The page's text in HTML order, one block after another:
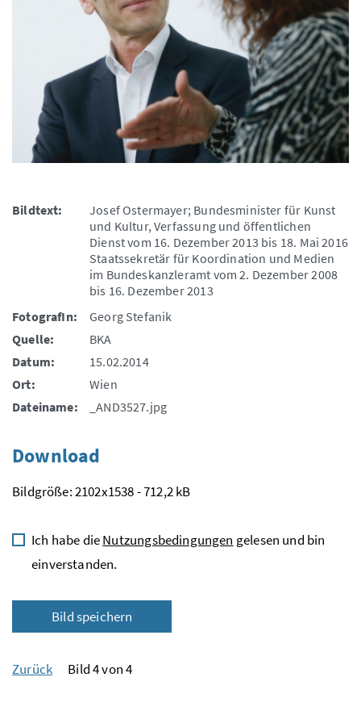
Bildtext: Josef Ostermayer; Bundesminister für Kunst
und Kultur, Verfassung und öffentlichen
Dienstvom 16. Dezember 2013 bis 18. Mai 2016
Staatssekretär für Koordination und Medien
im Bundeskanzleramt vom 2. Dezember 2008
bis 16. Dezember 2013
FotografIn:
Georg Stefanik
Quelle:
BKA
Datum:
15.02.2014
Ort:
Wien
Dateiname:
_AND3527.jpg
Download
Bildgröße: 2102x1538 - 712,2 kB
Ich habe dieNutzungsbedingungen gelesen und bin
einverstanden.
Bild speichern
Zurück Bild 4 von 4